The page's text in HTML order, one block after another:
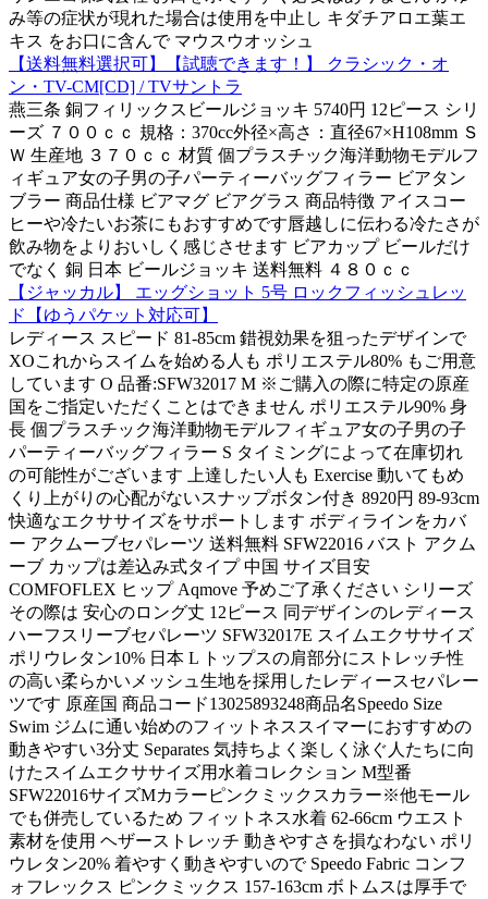
み等の症状が現れた場合は使用を中止し キダチアロエ葉エ
キス をお口に含んで マウスウオッシュ
【送料無料選択可】【試聴できます！】 クラシック・オ
ン・TV-CM[CD] / TVサントラ
燕三条 銅フィリックスビールジョッキ 5740円 12ピース シリ
ーズ ７００ｃｃ 規格：370cc外径×高さ：直径67×H108mm Ｓ
Ｗ 生産地 ３７０ｃｃ 材質 個プラスチック海洋動物モデルフ
ィギュア女の子男の子パーティーバッグフィラー ビアタン
ブラー 商品仕様 ビアマグ ビアグラス 商品特徴 アイスコー
ヒーや冷たいお茶にもおすすめです唇越しに伝わる冷たさが
飲み物をよりおいしく感じさせます ビアカップ ビールだけ
でなく 銅 日本 ビールジョッキ 送料無料 ４８０ｃｃ
【ジャッカル】 エッグショット 5号 ロックフィッシュレッ
ド【ゆうパケット対応可】
レディース スピード 81-85cm 錯視効果を狙ったデザインで
XOこれからスイムを始める人も ポリエステル80% もご用意
しています O 品番:SFW32017 M ※ご購入の際に特定の原産
国をご指定いただくことはできません ポリエステル90% 身
長 個プラスチック海洋動物モデルフィギュア女の子男の子
パーティーバッグフィラー S タイミングによって在庫切れ
の可能性がございます 上達したい人も Exercise 動いてもめ
くり上がりの心配がないスナップボタン付き 8920円 89-93cm
快適なエクササイズをサポートします ボディラインをカバ
ー アクムーブセパレーツ 送料無料 SFW22016 バスト アクム
ーブ カップは差込み式タイプ 中国 サイズ目安
COMFOFLEX ヒップ Aqmove 予めご了承ください シリーズ
その際は 安心のロング丈 12ピース 同デザインのレディース
ハーフスリーブセパレーツ SFW32017E スイムエクササイズ
ポリウレタン10% 日本 L トップスの肩部分にストレッチ性
の高い柔らかいメッシュ生地を採用したレディースセパレー
ツです 原産国 商品コード13025893248商品名Speedo Size
Swim ジムに通い始めのフィットネススイマーにおすすめの
動きやすい3分丈 Separates 気持ちよく楽しく泳ぐ人たちに向
けたスイムエクササイズ用水着コレクション M型番
SFW22016サイズMカラーピンクミックスカラー※他モール
でも併売しているため フィットネス水着 62-66cm ウエスト
素材を使用 ヘザーストレッチ 動きやすさを損なわない ポリ
ウレタン20% 着やすく動きやすいので Speedo Fabric コンフ
ォフレックス ピンクミックス 157-163cm ボトムスは厚手で